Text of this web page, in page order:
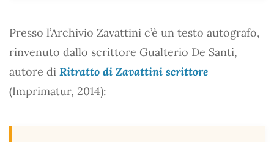
Presso l’Archivio Zavattini c’è un testo autografo,
rinvenuto dallo scrittore Gualterio De Santi,
autore di Ritratto di Zavattini scrittore
(Imprimatur, 2014):